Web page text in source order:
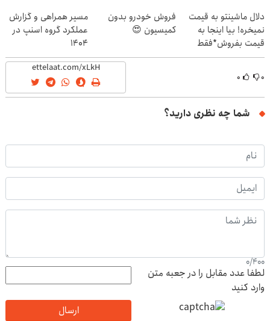
دلال ماشینتو به قیمت
نمیخره! بیا اینجا به
قیمت بفروش*فقط
خریدار واقعی*
فروش خودرو بدون
کمیسیون 😍
مسیر همراهی و گزارش
عملکرد گروه اسنپ در
۱۴۰۴
۰ ۰
شما چه نظری دارید؟
0/400
لطفا عدد مقابل را در جعبه متن
وارد کنید
ارسال